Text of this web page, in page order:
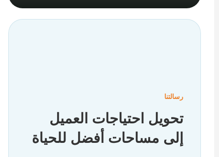
رسالتنا
تحويل احتياجات العميل
إلى مساحات أفضل للحياة